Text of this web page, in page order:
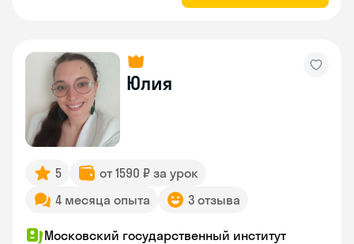
Юлия
5
от 1590 ₽ за урок
4 месяца опыта
3 отзыва
Московский государственный институт